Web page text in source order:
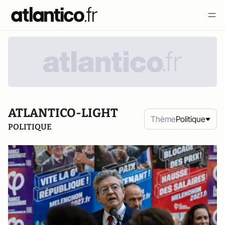
ATLANTICO-LIGHT
POLITIQUE
ThèmePolitique